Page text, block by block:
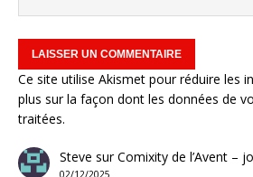
Ce site utilise Akismet pour réduire les
plus sur la façon dont les données de
traitées.
Steve surComixity de l’Avent –